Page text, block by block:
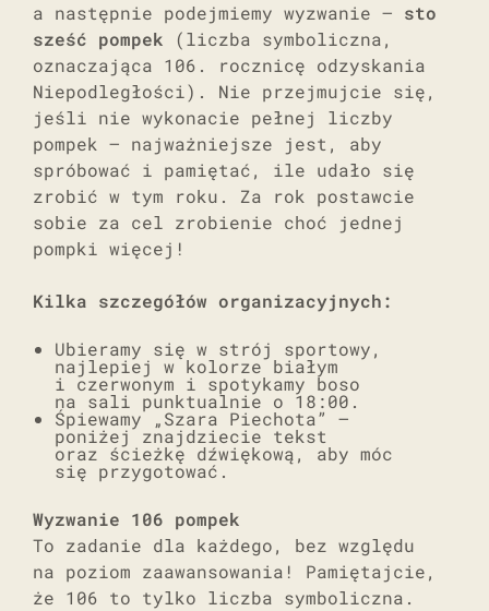
a następnie podejmiemy wyzwanie – sto
sześć pompek (liczba symboliczna,
oznaczająca 106. rocznicę odzyskania
Niepodległości). Nie przejmujcie się,
jeśli nie wykonacie pełnej liczby
pompek – najważniejsze jest, aby
spróbować i pamiętać, ile udało się
zrobić w tym roku. Za rok postawcie
sobie za cel zrobienie choć jednej
pompki więcej!
Kilka szczegółów organizacyjnych:
Ubieramy się w strój sportowy,
najlepiej w kolorze białym
i czerwonym i spotykamy boso
na sali punktualnie o 18:00.
Śpiewamy „Szara Piechota” –
poniżej znajdziecie tekst
oraz ścieżkę dźwiękową, aby móc
się przygotować.
Wyzwanie 106 pompek
To zadanie dla każdego, bez względu
na poziom zaawansowania! Pamiętajcie,
że 106 to tylko liczba symboliczna.